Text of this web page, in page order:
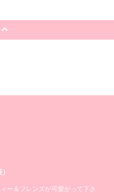
ー＆フレンズが可愛がって下さ